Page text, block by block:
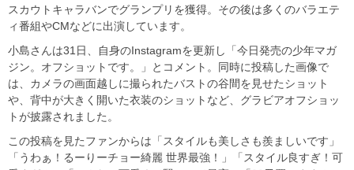
スカウトキャラバンでグランプリを獲得。その後は多くのバラエテ
ィ番組やCMなどに出演しています。
小島さんは31日、自身のInstagramを更新し「今日発売の少年マガ
ジン。オフショットです。」とコメント。同時に投稿した画像で
は、カメラの画面越しに撮られたバストの谷間を見せたショット
や、背中が大きく開いた衣装のショットなど、グラビアオフショッ
トが披露されました。
この投稿を見たファンからは「スタイルも美しさも羨ましいです」
「うわぁ！るーりーチョー綺麗 世界最強！」「スタイル良すぎ！可